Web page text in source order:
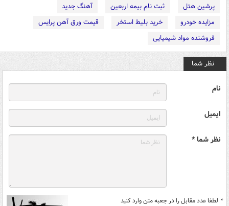
پرشین هتل
ثبت نام بیمه اربعین
آهنگ جدید
مزایده خودرو
خرید بلیط استخر
قیمت ورق آهن پرایس
فروشنده مواد شیمیایی
نظر شما
نام
ایمیل
نظر شما *
* لطفا عدد مقابل را در جعبه متن وارد کنید